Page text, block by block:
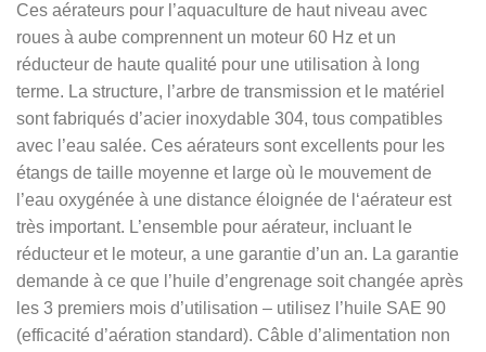
Ces aérateurs pour l’aquaculture de haut niveau avec
roues à aube comprennent un moteur 60 Hz et un
réducteur de haute qualité pour une utilisation à long
terme. La structure, l’arbre de transmission et le matériel
sont fabriqués d’acier inoxydable 304, tous compatibles
avec l’eau salée. Ces aérateurs sont excellents pour les
étangs de taille moyenne et large où le mouvement de
l’eau oxygénée à une distance éloignée de l‘aérateur est
très important. L’ensemble pour aérateur, incluant le
réducteur et le moteur, a une garantie d’un an. La garantie
demande à ce que l’huile d’engrenage soit changée après
les 3 premiers mois d’utilisation – utilisez l’huile SAE 90
(efficacité d’aération standard). Câble d’alimentation non